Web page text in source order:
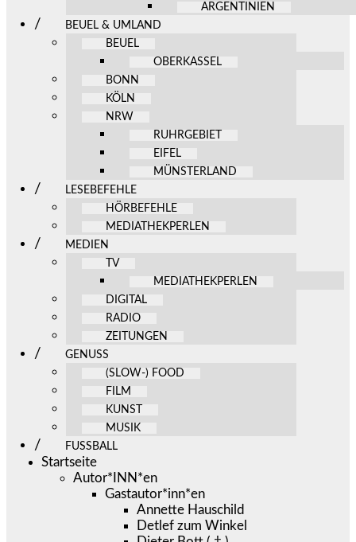
ARGENTINIEN
BEUEL & UMLAND
BEUEL
OBERKASSEL
BONN
KÖLN
NRW
RUHRGEBIET
EIFEL
MÜNSTERLAND
LESEBEFEHLE
HÖRBEFEHLE
MEDIATHEKPERLEN
MEDIEN
TV
MEDIATHEKPERLEN
DIGITAL
RADIO
ZEITUNGEN
GENUSS
(SLOW-) FOOD
FILM
KUNST
MUSIK
FUSSBALL
Startseite
Autor*INN*en
Gastautor*inn*en
Annette Hauschild
Detlef zum Winkel